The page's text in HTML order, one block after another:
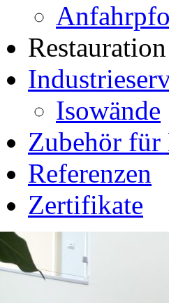
Restauration
Isowände
Zubehör für
Referenzen
Zertifikate